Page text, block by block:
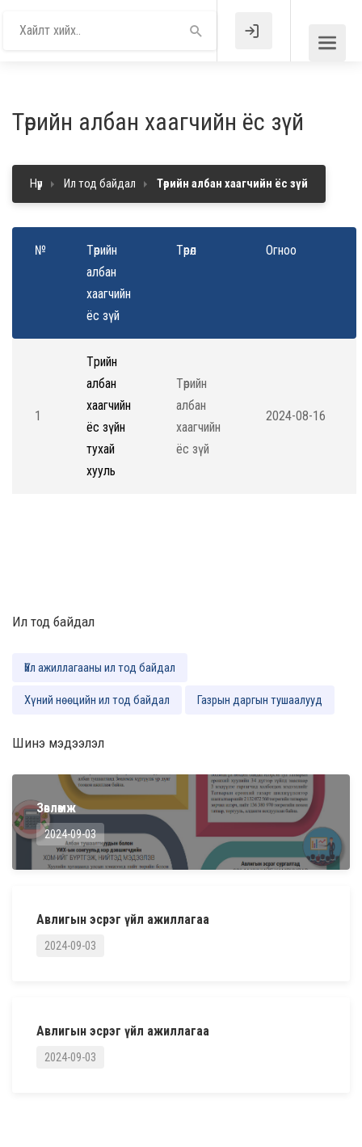
Төрийн албан хаагчийн ёс зүй
Нүүр Ил тод байдал Төрийн албан хаагчийн ёс зүй
№
Төрийн
албан
хаагчийн
ёс зүй
Төрөл Огноо
1
Төрийн
албан
хаагчийн
ёс зүйн
тухай
хууль
Төрийн
албан
хаагчийн
ёс зүй
2024-08-16
Ил тод байдал
Үйл ажиллагааны ил тод байдал
Хүний нөөцийн ил тод байдал Газрын даргын тушаалууд
Шинэ мэдээлэл
Зөвлөмж
2024-09-03
Авлигын эсрэг үйл ажиллагаа
2024-09-03
Авлигын эсрэг үйл ажиллагаа
2024-09-03